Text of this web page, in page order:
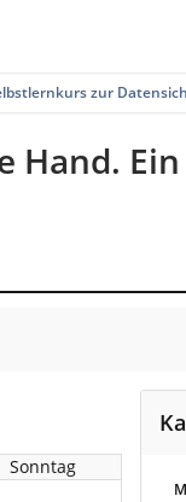
zur
Hand.
Sonntag